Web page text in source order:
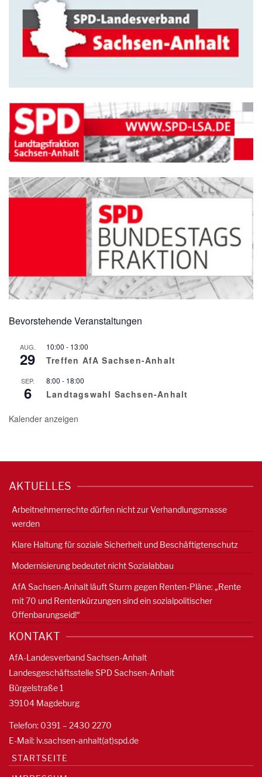
Bevorstehende Veranstaltungen
AUG.
29
10:00 - 13:00
Treffen AfA Sachsen-Anhalt
SEP.
6
8:00 - 18:00
Landtagswahl Sachsen-Anhalt
Kalender anzeigen
AKTUELLES
Arbeitnehmerrechte dürfen nicht zur Verhandlungsmasse
werden
Klare Haltung für soziale Sicherheit und Beschäftigtenschutz
Modernisierung bedeutet nicht Sozialabbau
AfA Sachsen-Anhalt läuft Sturm gegen Renten-Pläne: „Rente
mit 70 und Rentenkürzungen sind ein sozialpolitischer
Offenbarungseid!“
KONTAKT
AfA-Landesverband Sachsen-Anhalt
Landesgeschäftsstelle SPD Sachsen-Anhalt
Bürgelstraße 1
39104 Magdeburg
Telefon: 0391 – 2430 2270
E-Mail: lv.sachsen-anhalt(at)spd.de
STARTSEITE